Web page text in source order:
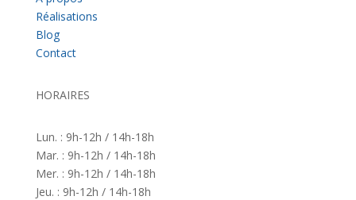
Réalisations
Blog
Contact
HORAIRES
Lun. : 9h-12h / 14h-18h
Mar. : 9h-12h / 14h-18h
Mer. : 9h-12h / 14h-18h
Jeu. : 9h-12h / 14h-18h